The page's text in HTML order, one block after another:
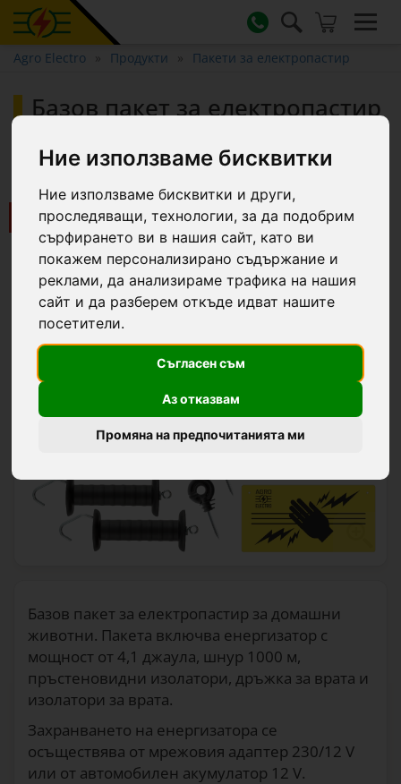
Ние използваме бисквитки
Ние използваме бисквитки и други,
проследяващи, технологии, за да подобрим
сърфирането ви в нашия сайт, като ви
покажем персонализирано съдържание и
реклами, да анализираме трафика на нашия
сайт и да разберем откъде идват нашите
посетители.
Съгласен съм
Аз отказвам
Промяна на предпочитанията ми
Agro Electro Продукти Пакети за електропастир
Базов пакет за електропастир
домашни животни :: 1000 m
Ново
Базов пакет за електропастир за домашни
животни. Пакета включва енергизатор с
мощност от 4,1 джаула, шнур 1000 м,
пръстеновидни изолатори, дръжка за врата и
изолатори за врата.
Захранването на енергизатора се
осъществява от мрежовия адаптер 230/12 V
или от автомобилен акумулатор 12 V.